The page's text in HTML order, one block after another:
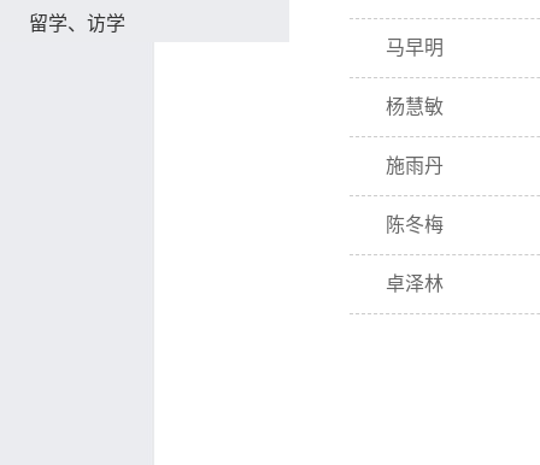
留学、访学
马早明
杨慧敏
施雨丹
陈冬梅
卓泽林